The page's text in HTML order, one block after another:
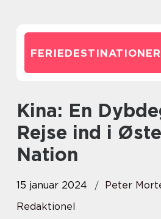
Kina: En Dybdegående
Rejse ind i
Nation
15 januar 2024
Peter
Redaktionel